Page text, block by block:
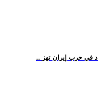
في حرب إيران تهز